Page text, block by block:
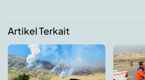
Artikel Terkait